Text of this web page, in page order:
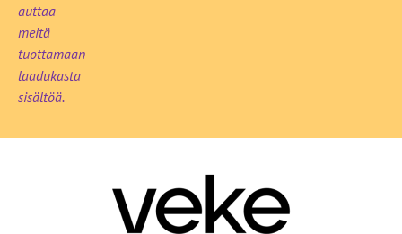
auttaa
meitä
tuottamaan
laadukasta
sisältöä.